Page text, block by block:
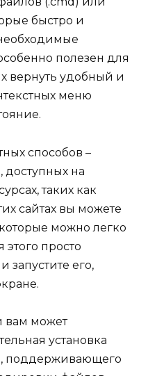
быстро и
полезен для
вернуть удобный и
меню
способов –
доступных на
таких как
сайтах вы можете
можно легко
этого просто
запустите его,
вам может
установка
поддерживающего